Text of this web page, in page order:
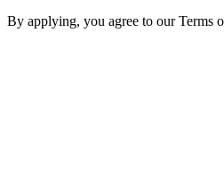
By applying, you agree to our Terms